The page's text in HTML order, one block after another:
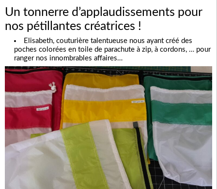
Un tonnerre d’applaudissements pour
nos pétillantes créatrices !
Elisabeth, couturière talentueuse nous ayant créé des
poches colorées en toile de parachute à zip, à cordons, … pour
ranger nos innombrables affaires…